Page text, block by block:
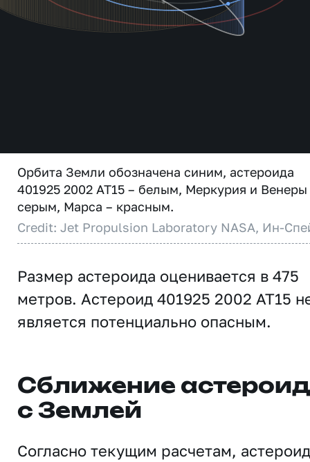
Орбита Земли обозначена синим, астероида
401925 2002 AT15 – белым, Меркурия и Венеры
серым, Марса – красным.
Credit: Jet Propulsion Laboratory NASA, Ин-
Размер астероида оценивается в 475
метров. Астероид 401925 2002 AT15
является потенциально опасным.
Сближение
с Землей
Согласно текущим расчетам, астероид